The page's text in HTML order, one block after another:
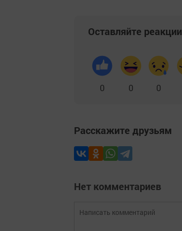
Оставляйте реакции
0 0 0
Расскажите друзьям
Нет комментариев